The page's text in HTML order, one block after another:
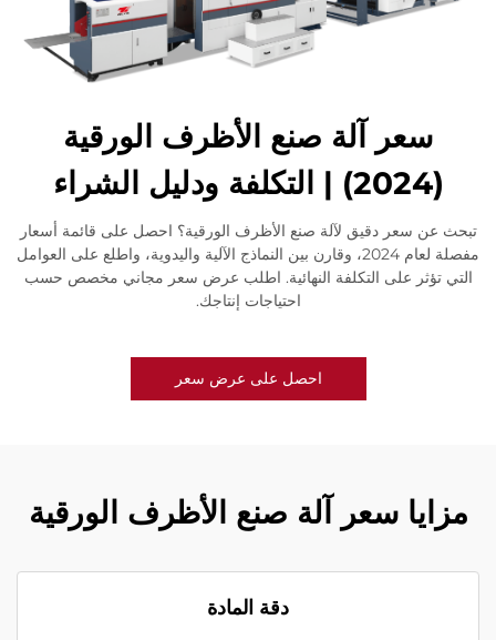
الأسئلة الشائعة
سعر آلة صنع الأظرف الورقية
(2024) | التكلفة ودليل الشراء
تبحث عن سعر دقيق لآلة صنع الأظرف الورقية؟ احصل على قائمة أسعار
مفصلة لعام 2024، وقارن بين النماذج الآلية واليدوية، واطلع على العوامل
التي تؤثر على التكلفة النهائية. اطلب عرض سعر مجاني مخصص حسب
احتياجات إنتاجك.
احصل على عرض سعر
مزايا سعر آلة صنع الأظرف الورقية
دقة المادة